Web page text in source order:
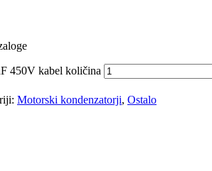
450V kabel količina
Motorski kondenzatorji, Ostalo